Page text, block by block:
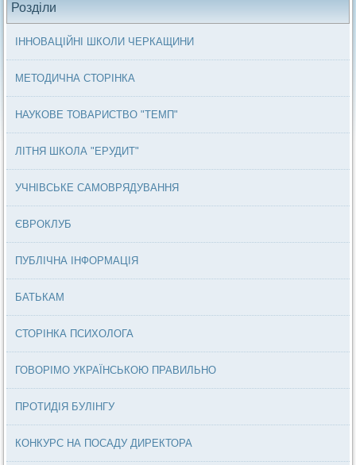
Розділи
ІННОВАЦІЙНІ ШКОЛИ ЧЕРКАЩИНИ
МЕТОДИЧНА СТОРІНКА
НАУКОВЕ ТОВАРИСТВО "ТЕМП"
ЛІТНЯ ШКОЛА "ЕРУДИТ"
УЧНІВСЬКЕ САМОВРЯДУВАННЯ
ЄВРОКЛУБ
ПУБЛІЧНА ІНФОРМАЦІЯ
БАТЬКАМ
СТОРІНКА ПСИХОЛОГА
ГОВОРІМО УКРАЇНСЬКОЮ ПРАВИЛЬНО
ПРОТИДІЯ БУЛІНГУ
КОНКУРС НА ПОСАДУ ДИРЕКТОРА